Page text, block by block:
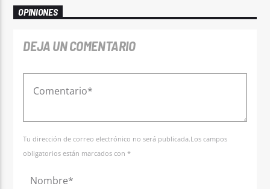
OPINIONES
DEJA UN COMENTARIO
Tu dirección de correo electrónico no será publicada.Los campos
obligatorios están marcados con *